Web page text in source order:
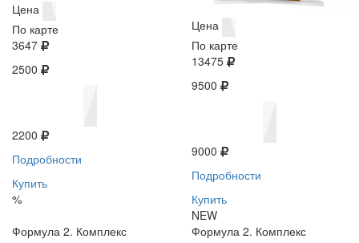
Цена
По карте
3647
2500
2200
Подробности
Купить
%
Цена
По карте
13475
9500
9000
Подробности
Купить
NEW
Формула 2. Комплекс
Формула 2. Комплекс